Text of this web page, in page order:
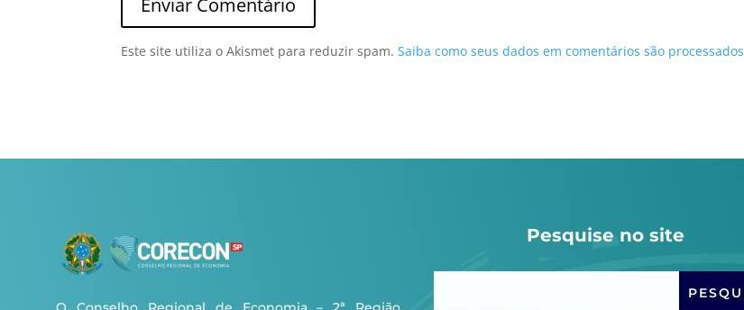
Este site utiliza o Akismet para reduzir spam.Saiba como seus dados em comentários são processados
Pesquise no site